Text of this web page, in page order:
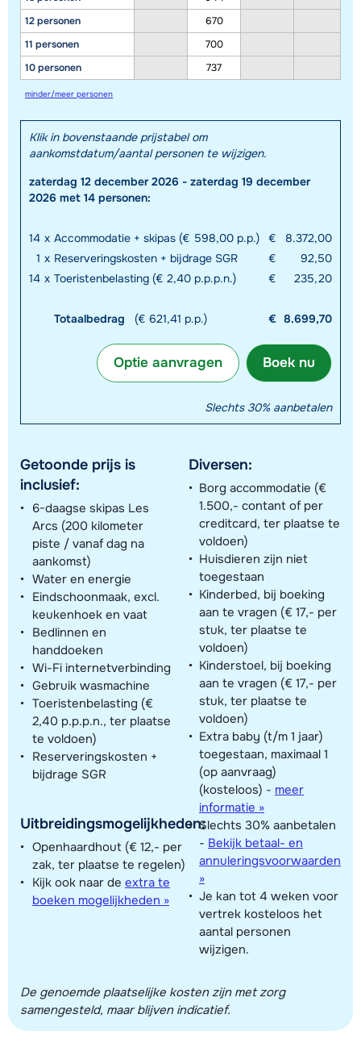
12 personen
11 personen
10 personen
670
700
737
minder/meer personen
Klik in bovenstaande prijstabel om
aankomstdatum/aantal personen te wijzigen.
zaterdag 12 december 2026 - zaterdag 19 december
2026 met 14 personen:
14 x Accommodatie + skipas (€ 598,00 p.p.) €
8.372,00
1 x Reserveringskosten + bijdrage SGR €
92,50
14 x Toeristenbelasting (€ 2,40 p.p.p.n.) € 235,20
Totaalbedrag (€ 621,41 p.p.) € 8.699,70
Boek nu
Optie aanvragen
Slechts 30% aanbetalen
Getoonde prijs is
inclusief:
6-daagse skipas Les
Arcs (200 kilometer
piste / vanaf dag na
aankomst)
Water en energie
Eindschoonmaak, excl.
keukenhoek en vaat
Bedlinnen en
handdoeken
Wi-Fi internetverbinding
Gebruik wasmachine
Toeristenbelasting (€
2,40 p.p.p.n., ter plaatse
te voldoen)
Reserveringskosten +
bijdrage SGR
Uitbreidingsmogelijkheden:
Openhaardhout (€ 12,- per
zak, ter plaatse te regelen)
Kijk ook naar de extra te
boeken mogelijkheden »
Diversen:
Borg accommodatie (€
1.500,- contant of per
creditcard, ter plaatse te
voldoen)
Huisdieren zijn niet
toegestaan
Kinderbed, bij boeking
aan te vragen (€ 17,- per
stuk, ter plaatse te
voldoen)
Kinderstoel, bij boeking
aan te vragen (€ 17,- per
stuk, ter plaatse te
voldoen)
Extra baby (t/m 1 jaar)
toegestaan, maximaal 1
(op aanvraag)
(kosteloos) - meer
informatie »
Slechts 30% aanbetalen
- Bekijk betaal- en
annuleringsvoorwaarden
»
Je kan tot 4 weken voor
vertrek kosteloos het
aantal personen
wijzigen.
De genoemde plaatselijke kosten zijn met zorg
samengesteld, maar blijven indicatief.